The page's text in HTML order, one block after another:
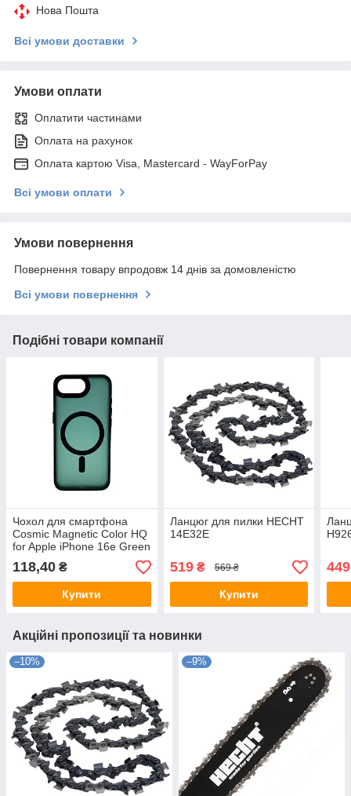
Нова Пошта
Всі умови доставки
Умови оплати
Оплатити частинами
Оплата на рахунок
Оплата картою Visa, Mastercard - WayForPay
Всі умови оплати
Умови повернення
Повернення товару впродовж 14 днів за домовленістю
Всі умови повернення
Подібні товари компанії
Чохол для смартфона
Cosmic Magnetic Color HQ
for Apple iPhone 16e Green
118,40 ₴
Купити
Ланцюг для пилки HECHT
14E32E
519₴ 569 ₴
Купити
449
Акційні пропозиції та новинки
–10% –9%